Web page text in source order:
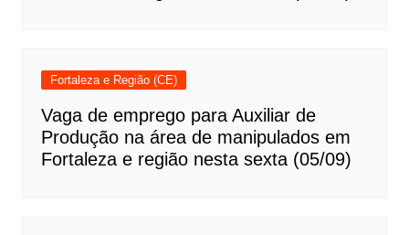
Fortaleza e Região (CE)
Vaga de emprego para Auxiliar de
Produção na área de manipulados em
Fortaleza e região nesta sexta (05/09)